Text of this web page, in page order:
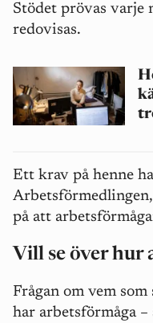
Stödet prövas varje
redovisas.
Ett krav på henne
på att
Vill se över hur
Frågan om vem
har arbetsförmåga –